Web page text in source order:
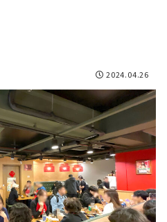
2024.04.26